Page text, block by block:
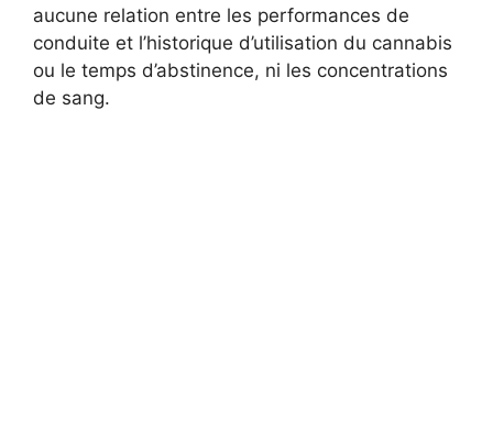
aucune relation entre les performances de
conduite et l’historique d’utilisation du cannabis
ou le temps d’abstinence, ni les concentrations
de sang.